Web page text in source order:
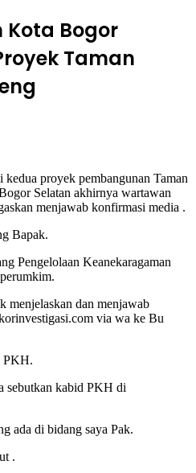
Kota Bogor
Taman
proyek pembangunan Taman
Selatan akhirnya wartawan
menjawab konfirmasi media .
Bapak.
Pengelolaan Keanekaragaman
menjelaskan dan menjawab
via wa ke Bu
PKH.
sebutkan kabid PKH di
ada di bidang saya Pak.
.